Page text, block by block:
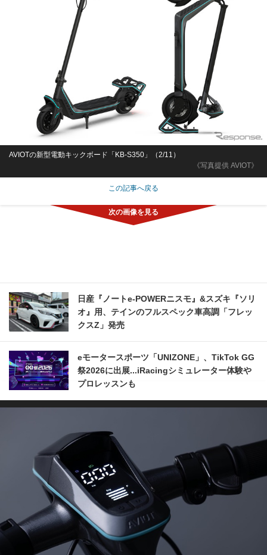
《写真提供 AVIOT》
AVIOTの新型電動キックボード「KB-S350」（2/11）
この記事へ戻る
日産『ノートe-POWERニスモ』&スズキ『ソリ
オ』用、テインのフルスペック車高調「フレッ
クスZ」発売
eモータースポーツ「UNIZONE」、TikTok GG
祭2026に出展...iRacingシミュレーター体験や
プロレッスンも